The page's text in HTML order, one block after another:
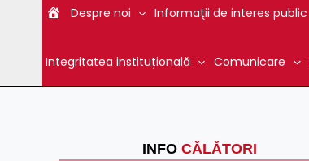
Despre noi Informaţii de interes public
Integritatea instituțională Comunicare
INFO CĂLĂTORI